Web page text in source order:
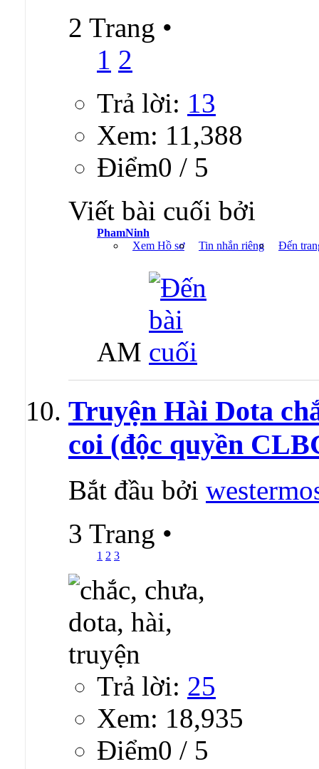
2 Trang •
1 2
Trả lời: 13
Xem: 11,388
Ðiểm0 / 5
Viết bài cuối bởi
PhamNinh
Xem Hồ sơ
Tin nhắn riêng Đến
AM
Truyện Hài Dota
coi (độc quyền
Bắt đầu bởi
3 Trang •
1 2 3
Trả lời: 25
Xem: 18,935
Ðiểm0 / 5